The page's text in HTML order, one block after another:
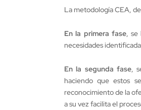
La metodología CEA,
En la primera fase, se
necesidades
En la segunda fase,
haciendo que estos
reconocimiento de la
a su vez facilita el